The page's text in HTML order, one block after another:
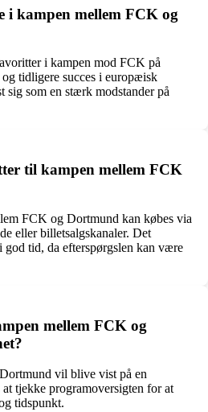
i kampen mellem FCK og
i kampen mod FCK på
tidligere succes i europæisk
som en stærk modstander på
til kampen mellem FCK
FCK og Dortmund kan købes via
eller billetsalgskanaler. Det
god tid, da efterspørgslen kan være
mellem FCK og
vil blive vist på en
tjekke programoversigten for at
tidspunkt.